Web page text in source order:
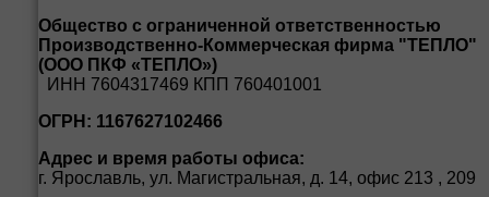
Общество с ограниченной ответственностью
Производственно-Коммерческая фирма "ТЕПЛО"
(ООО ПКФ «ТЕПЛО»)
ИНН 7604317469 КПП 760401001
ОГРН: 1167627102466
Адрес и время работы офиса:
г. Ярославль, ул. Магистральная, д. 14, офис 213 , 209